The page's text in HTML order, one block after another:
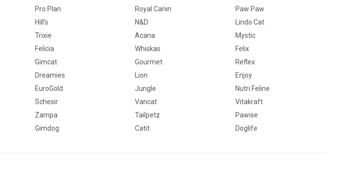
Pro Plan Royal Canin
Paw Paw
Hill's
N&D
Lindo Cat
Trixie
Acana
Mystic
Felicia
Whiskas
Felix
Gimcat
Gourmet
Reflex
Dreamies
Lion
Enjoy
EuroGold
Jungle
Nutri Feline
Schesir
Vancat
Vitakraft
Zampa
Tailpetz
Pawise
Gimdog
Catit Doglife